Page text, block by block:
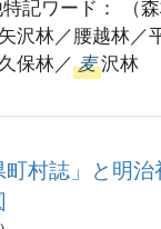
記ワード： （
沢林／腰越林／
保林／ 麦 沢林
町村誌」と明